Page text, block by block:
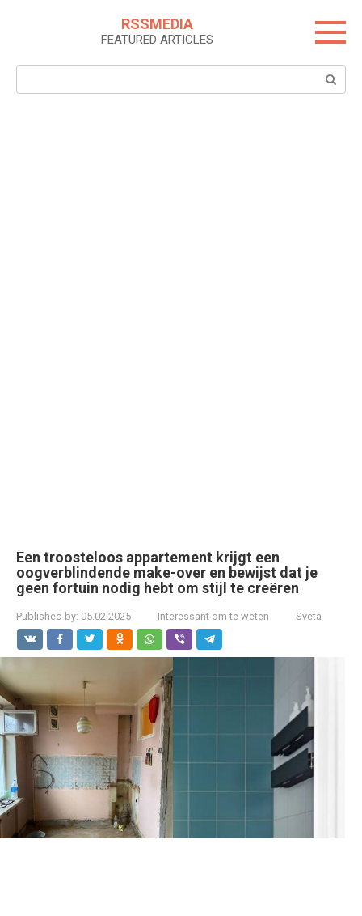
RSSMEDIA
FEATURED ARTICLES
Search:
Een troosteloos appartement krijgt een
oogverblindende make-over en bewijst dat je
geen fortuin nodig hebt om stijl te creëren
Published by: 05.02.2025 Interessant om te weten Sveta